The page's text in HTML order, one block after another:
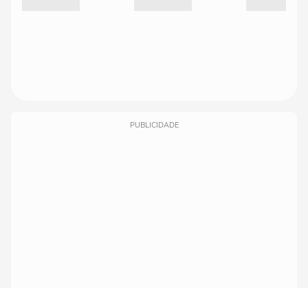
PUBLICIDADE